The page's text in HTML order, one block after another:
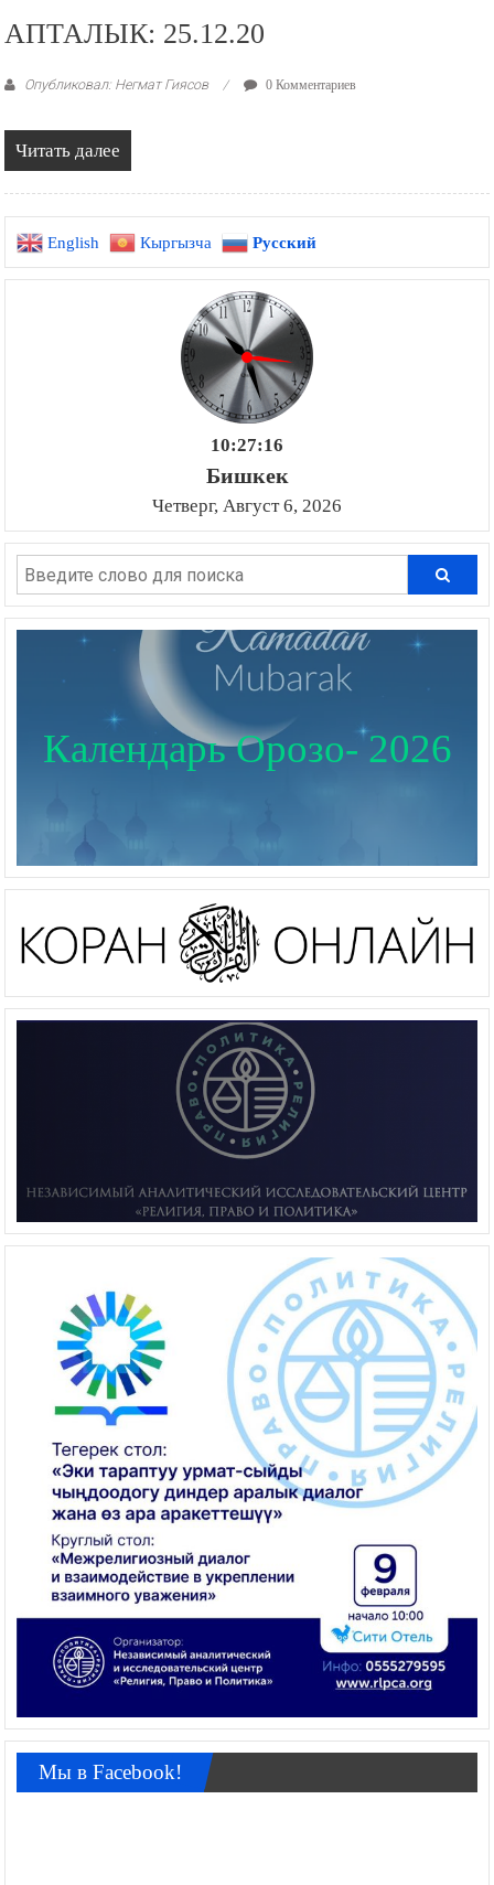
АПТАЛЫК: 25.12.20
Опубликовал: Негмат Гиясов 0 Комментариев
Читать далее
English Кыргызча Русский
10:27:17
Бишкек
Четверг, Август 6, 2026
Календарь Орозо- 2026
Мы в Facebook!